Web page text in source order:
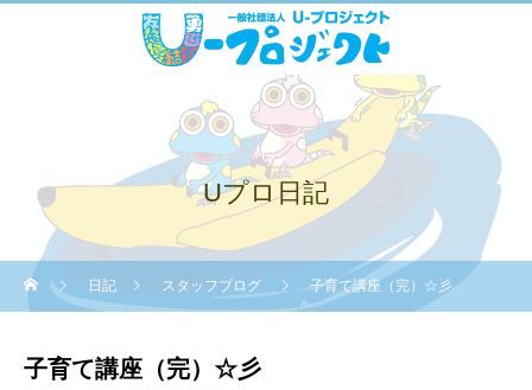
Uプロ日記
日記 スタッフブログ 子育て講座（完）☆彡
子育て講座（完）☆彡